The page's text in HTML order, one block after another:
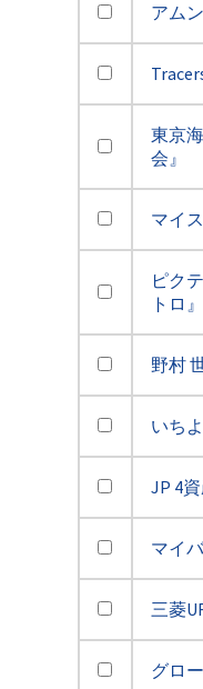
アム
東京
会』
マイ
ピク
トロ』
野村
いち
JP 4
マイ
三菱
グロ